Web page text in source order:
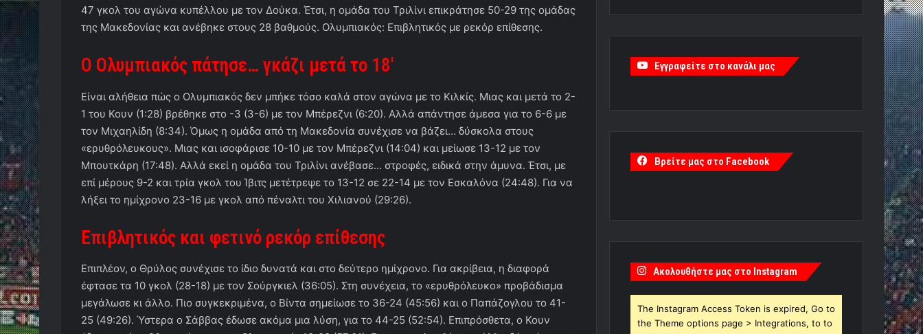
47 γκολ του αγώνα κυπέλλου με τον Δούκα. Έτσι, η ομάδα του Τριλίνι επικράτησε 50-29 της ομάδας
της Μακεδονίας και ανέβηκε στους 28 βαθμούς. Ολυμπιακός: Επιβλητικός με ρεκόρ επίθεσης.
Ο Ολυμπιακός πάτησε… γκάζι μετά το 18′
Είναι αλήθεια πώς ο Ολυμπιακός δεν μπήκε τόσο καλά στον αγώνα με το Κιλκίς. Μιας και μετά το 2-
1 του Κουν (1:28) βρέθηκε στο -3 (3-6) με τον Μπέρεζνι (6:20). Αλλά απάντησε άμεσα για το 6-6 με
τον Μιχαηλίδη (8:34). Όμως η ομάδα από τη Μακεδονία συνέχισε να βάζει… δύσκολα στους
«ερυθρόλευκους». Μιας και ισοφάρισε 10-10 με τον Μπέρεζνι (14:04) και μείωσε 13-12 με τον
Μπουτκάρη (17:48). Αλλά εκεί η ομάδα του Τριλίνι ανέβασε… στροφές, ειδικά στην άμυνα. Έτσι, με
επί μέρους 9-2 και τρία γκολ του Ίβιτς μετέτρεψε το 13-12 σε 22-14 με τον Εσκαλόνα (24:48). Για να
λήξει το ημίχρονο 23-16 με γκολ από πέναλτι του Χιλιανού (29:26).
Επιβλητικός και φετινό ρεκόρ επίθεσης
Επιπλέον, ο Θρύλος συνέχισε το ίδιο δυνατά και στο δεύτερο ημίχρονο. Για ακρίβεια, η διαφορά
έφτασε τα 10 γκολ (28-18) με τον Σούργκιελ (36:05). Στη συνέχεια, το «ερυθρόλευκο» προβάδισμα
μεγάλωσε κι άλλο. Πιο συγκεκριμένα, ο Βίντα σημείωσε το 36-24 (45:56) και ο Παπάζογλου το 41-
25 (49:26). Ύστερα ο Σάββας έδωσε ακόμα μια λύση, για το 44-25 (52:54). Επιπρόσθετα, ο Κουν
Εγγραφείτε στο κανάλι μας
Βρείτε μας στο Facebook
Ακολουθήστε μας στο Instagram
The Instagram Access Token is expired, Go to
the Theme options page > Integrations, to to